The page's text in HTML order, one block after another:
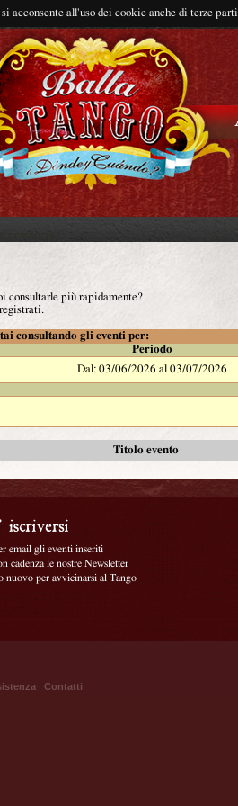
acconsente all'uso dei cookie anche di terze parti
consultarle più rapidamente?
consultando gli eventi per:
Periodo
Dal: 03/06/2026 al 03/07/2026
Titolo evento
email gli eventi inseriti
cadenza le nostre Newsletter
nuovo per avvicinarsi al Tango
| Contatti